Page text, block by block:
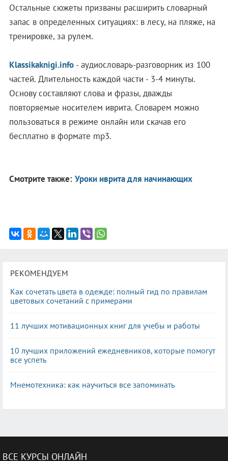
Остальные сюжеты призваны расширить словарный
запас в определенных ситуациях: в лесу, на пляже, на
тренировке, за рулем.
Klassikaknigi.info- аудиословарь-разговорник из 100
частей. Длительность каждой части - 3-4 минуты.
Основу составляют слова и фразы, дважды
повторяемые носителем иврита. Словарем можно
пользоваться в режиме онлайн или скачав его
бесплатно в формате mp3.
Смотрите также: Уроки иврита для начинающих
РЕКОМЕНДУЕМ
Как сочетать цвета в одежде: полный гид по правилам
цветовых сочетаний с примерами
11 лучших мотивационных книг для учебы и работы
10 лучших приложений ежедневников, которые помогут
все успеть
Мнемотехника: как научиться все запоминать
ВСЕ КУРСЫ ОНЛАЙН